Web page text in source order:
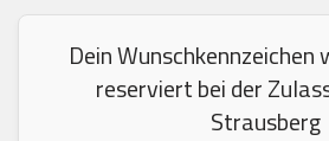
Dein
reserviert bei der
Strausberg